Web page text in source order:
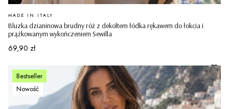
Bluzka dzianinowa brudny róż z dekoltem łódka rękawem do łokcia i
prążkowanym wykończeniem Sewilla
PRODUCENT
MADE IN ITALY
Cena
69,90 zł
Bestseller
Nowość